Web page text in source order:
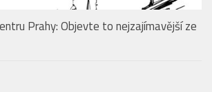
Prahy: Objevte to nejzajímavější ze